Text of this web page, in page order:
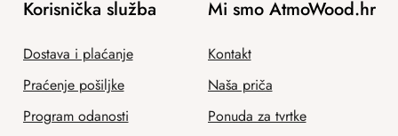
Korisnička služba
Dostava i plaćanje
Praćenje pošiljke
Program odanosti
Mi smo AtmoWood.hr
Kontakt
Naša priča
Ponuda za tvrtke